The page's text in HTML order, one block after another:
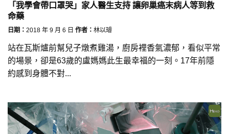
「我學會帶口罩哭」家人醫生支持 讓卵巢癌末病人等到救
命藥
日期： 2018 年 9 月 6 日 作者： 林以璿
站在瓦斯爐前幫兒子燉煮雞湯，廚房裡香氣濃郁，看似平常
的場景，卻是63歲的盧媽媽此生最幸福的一刻。17年前隱
約感到身體不對...